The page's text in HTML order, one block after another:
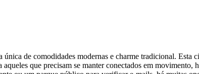
de comodidades modernas e charme tradicional. Esta
que precisam se manter conectados em